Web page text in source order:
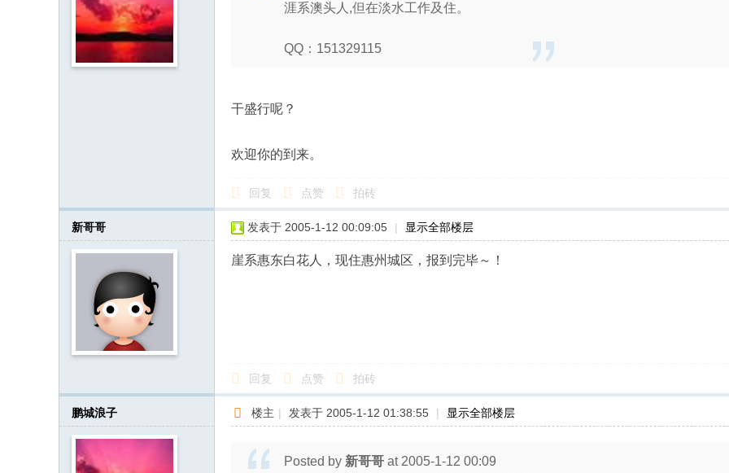
涯系澳头人,但在淡水工作及住。
QQ：151329115
干盛行呢？
欢迎你的到来。
回复 点赞 拍砖
新哥哥 发表于 2005-1-12 00:09:05 | 显示全部楼层
崖系惠东白花人，现住惠州城区，报到完毕～！
回复 点赞 拍砖
鹏城浪子 楼主 | 发表于 2005-1-12 01:38:55 | 显示全部楼层
Posted by 新哥哥 at 2005-1-12 00:09